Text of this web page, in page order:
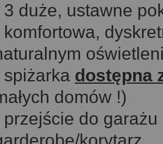
3 duże, ustawne
komfortowa,
spiżarka dostępna
domów !)
przejście do